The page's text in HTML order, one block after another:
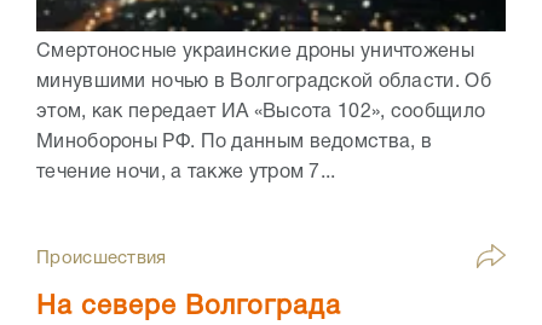
Смертоносные украинские дроны уничтожены
минувшими ночью в Волгоградской области. Об
этом, как передает ИА «Высота 102», сообщило
Минобороны РФ. По данным ведомства, в
течение ночи, а также утром 7...
Происшествия
На севере Волгограда